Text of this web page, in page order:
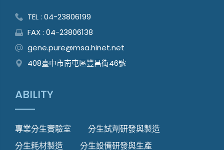
TEL : 04-23806199
FAX : 04-23806138
gene.pure@msa.hinet.net
408臺中市南屯區豐昌街46號
ABILITY
專業分生實驗室
分生試劑研發與製造
分生耗材製造
分生設備研發與生產